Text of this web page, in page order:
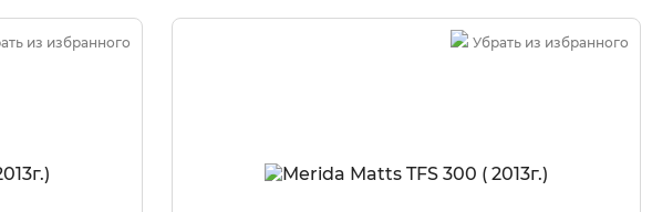
из избранного Убрать из избранного